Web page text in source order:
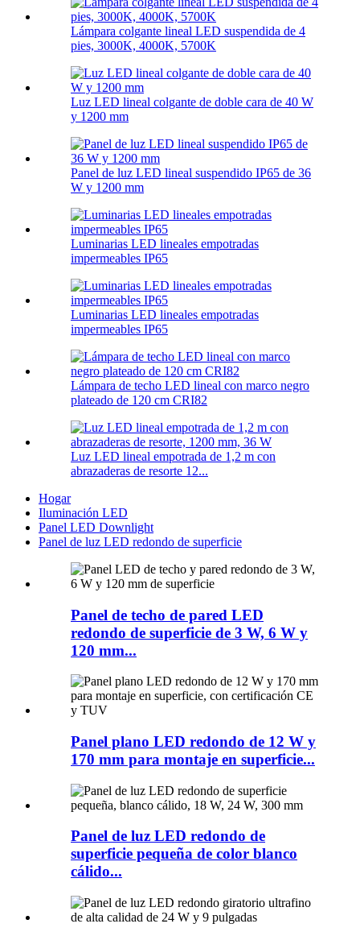
Lámpara colgante lineal LED suspendida de 4
pies, 3000K, 4000K, 5700K
Luz LED lineal colgante de doble cara de 40 W
y 1200 mm
Panel de luz LED lineal suspendido IP65 de 36
W y 1200 mm
Luminarias LED lineales empotradas
impermeables IP65
Luminarias LED lineales empotradas
impermeables IP65
Lámpara de techo LED lineal con marco negro
plateado de 120 cm CRI82
Luz LED lineal empotrada de 1,2 m con
abrazaderas de resorte 12...
Hogar
Iluminación LED
Panel LED Downlight
Panel de luz LED redondo de superficie
Panel de techo de pared LED
redondo de superficie de 3 W, 6 W y
120 mm...
Panel plano LED redondo de 12 W y
170 mm para montaje en superficie...
Panel de luz LED redondo de
superficie pequeña de color blanco
cálido...